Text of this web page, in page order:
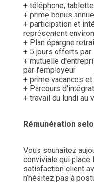
+ téléphone,
+ prime bonus
+ participation et
représentent
+ Plan épargne
+ 5 jours offerts par
+ mutuelle
par l'employeur
+ prime vacances
+ Parcours
+ travail du lundi au
Rémunération
Vous souhaitez
conviviale qui place
satisfaction client
n’hésitez pas à